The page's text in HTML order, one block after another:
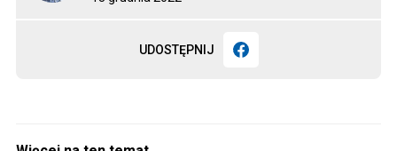
UDOSTĘPNIJ